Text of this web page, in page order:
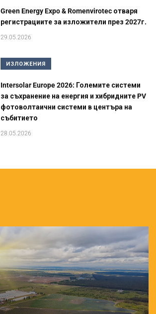
Green Energy Expo & Romenvirotec отваря
регистрациите за изложители през 2027г.
29.05.2026
ИЗЛОЖЕНИЯ
Intersolar Europe 2026: Големите системи
за съхранение на енергия и хибридните PV
фотоволтаични системи в центъра на
събитието
28.05.2026